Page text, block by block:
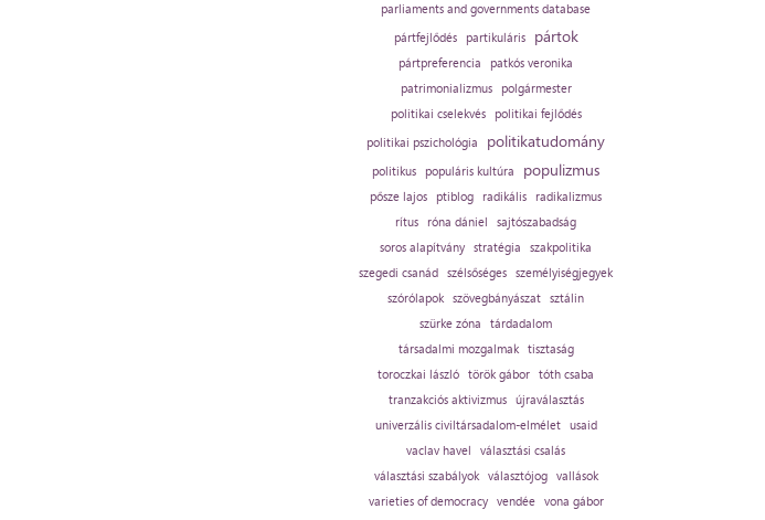
parliaments and governments database
pártfejlődés
partikuláris pártok
pártpreferencia
patkós veronika
patrimonializmus
polgármester
politikai cselekvés
politikai fejlődés
politikai pszichológia
politikatudomány
politikus populáris kultúra populizmus
pősze lajos ptiblog radikális
radikalizmus
rítus
róna dániel
sajtószabadság
soros alapítvány stratégia
szakpolitika
szegedi csanád szélsőséges személyiségjegyek
szórólapok szövegbányászat sztálin
szürke zóna
tárdadalom
társadalmi mozgalmak tisztaság
toroczkai lászló török gábor tóth csaba
tranzakciós aktivizmus újraválasztás
univerzális civiltársadalom-elmélet usaid
vaclav havel
választási csalás
választási szabályok választójog vallások
varieties of democracy vendée vona gábor